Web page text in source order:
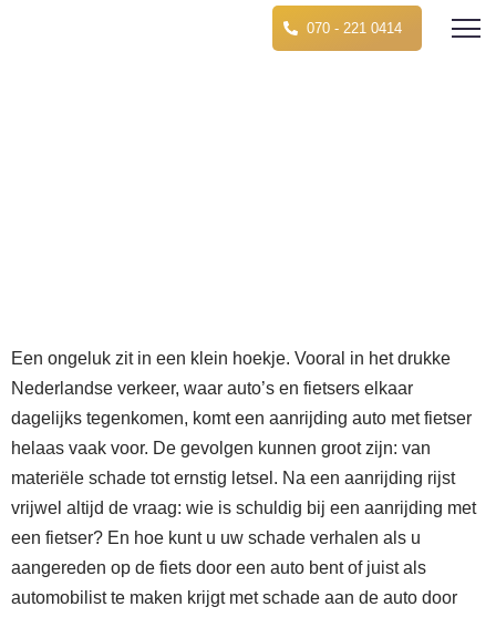
070 - 221 0414
Een ongeluk zit in een klein hoekje. Vooral in het drukke
Nederlandse verkeer, waar auto’s en fietsers elkaar
dagelijks tegenkomen, komt een aanrijding auto met fietser
helaas vaak voor. De gevolgen kunnen groot zijn: van
materiële schade tot ernstig letsel. Na een aanrijding rijst
vrijwel altijd de vraag: wie is schuldig bij een aanrijding met
een fietser? En hoe kunt u uw schade verhalen als u
aangereden op de fiets door een auto bent of juist als
automobilist te maken krijgt met schade aan de auto door